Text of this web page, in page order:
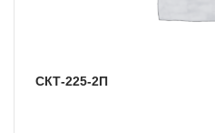
СКТ-225-2П